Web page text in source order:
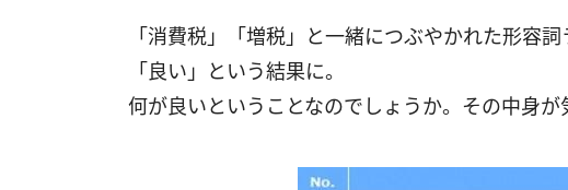
「消費税」「増税」と一緒につぶやかれた形容
「良い」という結果に。
何が良いということなのでしょうか。その中身が